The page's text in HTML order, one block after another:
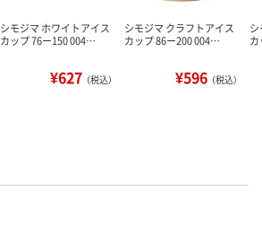
シモジマ ホワイトアイス
カップ 76ー150 004…
¥627 （税込）
シモジマ クラフトアイス
カップ 86ー200 004…
¥596 （税込）